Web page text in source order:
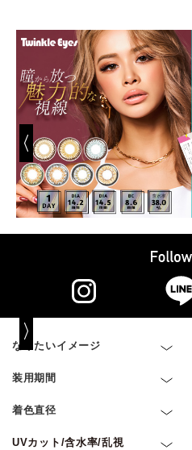
なりたいイメージ
装用期間
着色直径
UVカット/含水率/乱視